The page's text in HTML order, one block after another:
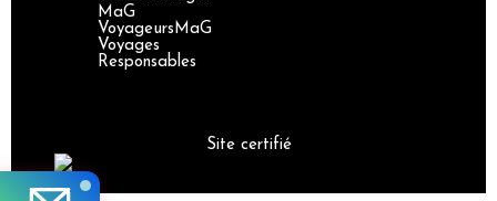
MaG
VoyageursMaG
Voyages
Responsables
Site certifié